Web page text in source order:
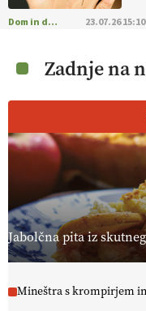
Dom in družina 23.07.26 15:10
Zadnje na
Jabolčna pita iz
Mineštra s krompirjem